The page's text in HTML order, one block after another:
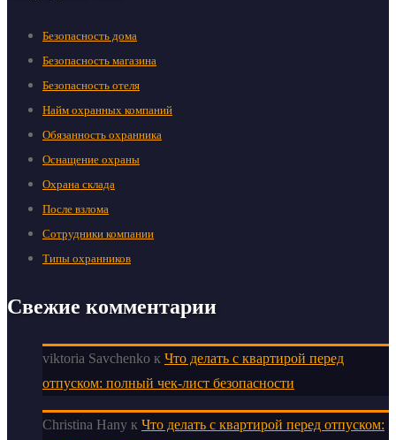
Безопасность дома
Безопасность магазина
Безопасность отеля
Найм охранных компаний
Обязанность охранника
Оснащение охраны
Охрана склада
После взлома
Сотрудники компании
Типы охранников
Свежие комментарии
viktoria Savchenko к Что делать с квартирой перед
отпуском: полный чек-лист безопасности
Christina Hany к Что делать с квартирой перед отпуском: